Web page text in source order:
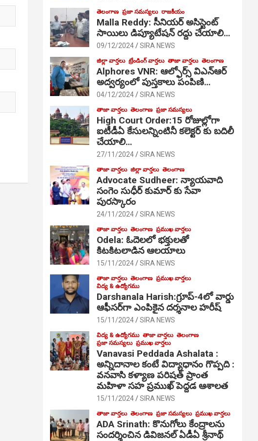
తెలంగాణ ప్రజా సమస్యలు రాజకీయం
Malla Reddy: సీనియర్ అసిస్టెంట్
సాయిలు డిప్యూటేషన్ రద్దు చేయాలి…
09/12/2024 SIRA NEWS
జిల్లా వార్తలు ట్రేండింగ్ వార్తలు తాజా వార్తలు తెలంగాణ
Alphores VNR: ఆల్ఫోర్స్ విఎన్ఆర్
అద్వర్యంలో పుస్తకాలు పంపిణి…
04/12/2024 SIRA NEWS
తాజా వార్తలు తెలంగాణ ప్రజా సమస్యలు
High Court Order:15 రోజుల్లోగా
ఐటీడీఏ కేసులన్నింటినీ కలెక్టర్ కు బదిలీ
చేయాలి…
27/11/2024 SIRA NEWS
తాజా వార్తలు జిల్లా వార్తలు తెలంగాణ
Advocate Sudheer: న్యాయవాది
సంగెం సుధీర్ కుమార్ కు సేవా
పురస్కారం
24/11/2024 SIRA NEWS
తాజా వార్తలు తెలంగాణ ప్రముఖ వార్తలు
Odela: ఓదెల‌లో భక్తులతో
కిటకిటలాడిన ఆల‌యాలు
15/11/2024 SIRA NEWS
తాజా వార్తలు తెలంగాణ ప్రముఖ వార్తలు
విద్య & ఉద్యోగము
Darshanala Harish:గ్రూప్-4లో వార్డు
ఆఫీసర్‌గా ఎంపికైన దర్శనాల హరీష్
15/11/2024 SIRA NEWS
విద్య & ఉద్యోగము తాజా వార్తలు తెలంగాణ
ప్రజా సమస్యలు ప్రముఖ వార్తలు
Vanavasi Peddada Ashalata :
అన్నిదానాల కంటే విద్యాధానం గొప్పది :
వనవాసి కళ్యాణ పరిషత్ ప్రాంత
మహిళా సహ ప్రముఖ్ పెద్దడ ఆశాలత
15/11/2024 SIRA NEWS
తాజా వార్తలు తెలంగాణ ప్రజా సమస్యలు ప్రముఖ వార్తలు
ADA Srinath: కొనుగోలు కేంద్రాల‌ను
సంద‌ర్శించిన డివిజనల్ ఏడీఏ శ్రీనాథ్